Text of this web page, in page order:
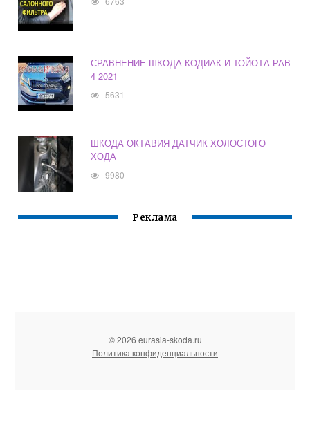
СРАВНЕНИЕ ШКОДА КОДИАК И ТОЙОТА РАВ
4 2021
5631
ШКОДА ОКТАВИЯ ДАТЧИК ХОЛОСТОГО
ХОДА
9980
Реклама
© 2026 eurasia-skoda.ru
Политика конфиденциальности